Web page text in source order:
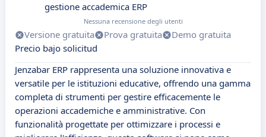
gestione accademica ERP
Nessuna recensione degli utenti
Versione gratuita Prova gratuita
Demo gratuita
Precio bajo solicitud
Jenzabar ERP rappresenta una soluzione innovativa e
versatile per le istituzioni educative, offrendo una gamma
completa di strumenti per gestire efficacemente le
operazioni accademiche e amministrative. Con
funzionalità progettate per ottimizzare i processi e